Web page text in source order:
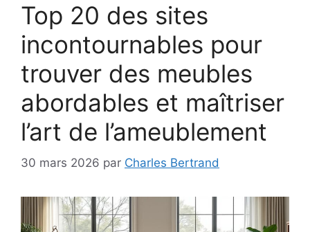
Top 20 des sites
incontournables pour
trouver des meubles
abordables et maîtriser
l’art de l’ameublement
30 mars 2026 par Charles Bertrand